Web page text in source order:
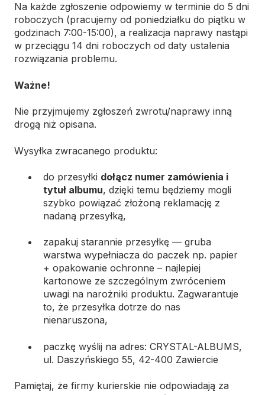
Na każde zgłoszenie odpowiemy w terminie do 5 dni
roboczych (pracujemy od poniedziałku do piątku w
godzinach 7:00-15:00), a realizacja naprawy nastąpi
w przeciągu 14 dni roboczych od daty ustalenia
rozwiązania problemu.
Ważne!
Nie przyjmujemy zgłoszeń zwrotu/naprawy inną
drogą niż opisana.
Wysyłka zwracanego produktu:
do przesyłki dołącz numer zamówienia i
tytuł albumu, dzięki temu będziemy mogli
szybko powiązać złożoną reklamację z
nadaną przesyłką,
zapakuj starannie przesyłkę — gruba
warstwa wypełniacza do paczek np. papier
+ opakowanie ochronne – najlepiej
kartonowe ze szczególnym zwróceniem
uwagi na narożniki produktu. Zagwarantuje
to, że przesyłka dotrze do nas
nienaruszona,
paczkę wyślij na adres: CRYSTAL-ALBUMS,
ul. Daszyńskiego 55, 42-400 Zawiercie
Pamiętaj, że firmy kurierskie nie odpowiadają za